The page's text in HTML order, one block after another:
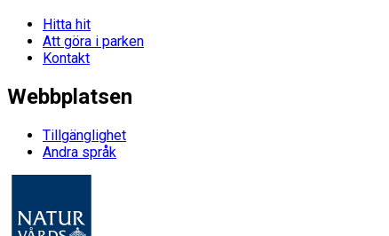
Hitta hit
Att göra i parken
Kontakt
Webbplatsen
Tillgänglighet
Andra språk